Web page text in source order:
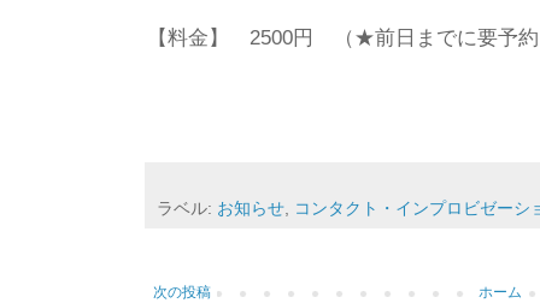
【料金】 2500円 （★前日までに要予
ラベル: お知らせ, コンタクト・インプロビゼーシ
次の投稿 ホーム